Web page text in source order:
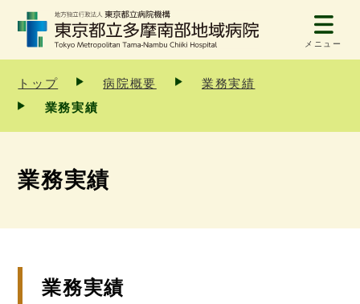
メニュー
トップ 病院概要
業務実績
業務実績
業務実績
業務実績